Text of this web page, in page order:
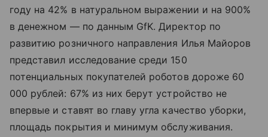
году на 42% в натуральном выражении и на 900%
в денежном — по данным GfK. Директор по
развитию розничного направления Илья Майоров
представил исследование среди 150
потенциальных покупателей роботов дороже 60
000 рублей: 67% из них берут устройство не
впервые и ставят во главу угла качество уборки,
площадь покрытия и минимум обслуживания.